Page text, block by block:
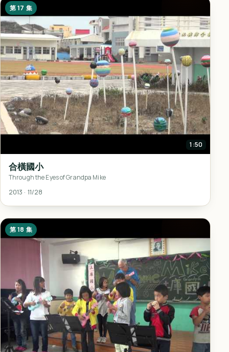
第 17 集
1:50
合橫國小
Through the Eyes of Grandpa Mike
2013 · 11/28
第 18 集